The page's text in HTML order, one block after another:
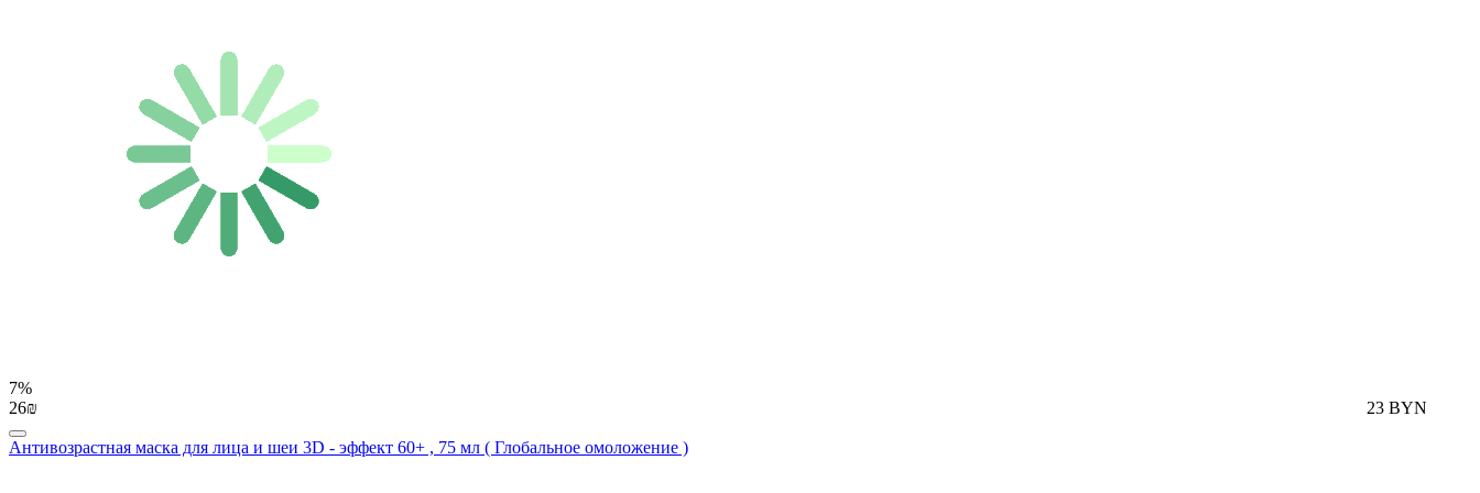
7%
26₪
23 BYN
Антивозрастная маска для лица и шеи 3D - эффект 60+ , 75 мл ( Глобальное омоложение )